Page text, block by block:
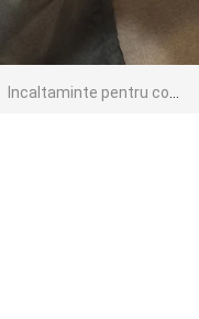
Incaltaminte pentru copii